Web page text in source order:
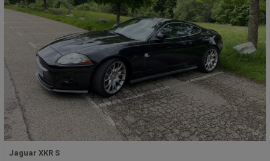
Jaguar XKR S